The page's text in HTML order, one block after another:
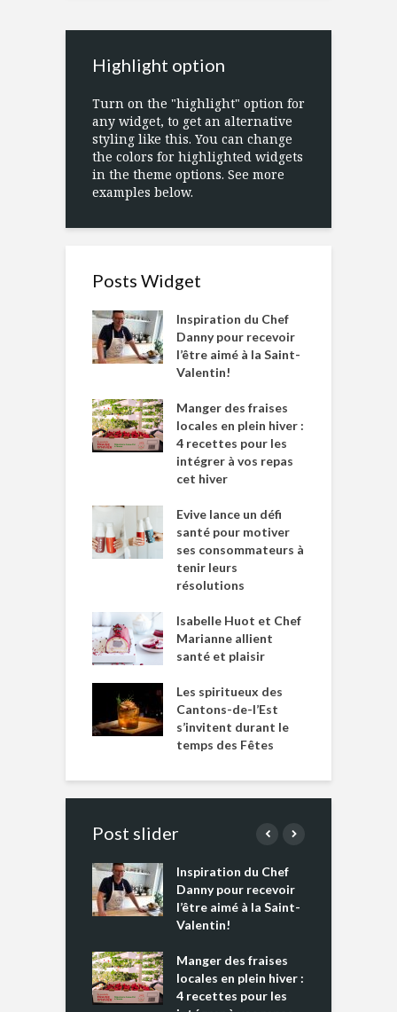
Highlight option
Turn on the "highlight" option for
any widget, to get an alternative
styling like this. You can change
the colors for highlighted widgets
in the theme options. See more
examples below.
Posts Widget
Inspiration du Chef
Danny pour recevoir
l’être aimé à la Saint-
Valentin!
Manger des fraises
locales en plein hiver :
4 recettes pour les
intégrer à vos repas
cet hiver
Evive lance un défi
santé pour motiver
ses consommateurs à
tenir leurs
résolutions
Isabelle Huot et Chef
Marianne allient
santé et plaisir
Les spiritueux des
Cantons-de-l’Est
s’invitent durant le
temps des Fêtes
Post slider
Inspiration du Chef
Danny pour recevoir
l’être aimé à la Saint-
Valentin!
Manger des fraises
locales en plein hiver :
4 recettes pour les